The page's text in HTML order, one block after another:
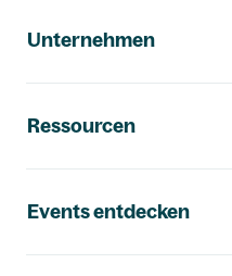
Unternehmen
Ressourcen
Events entdecken